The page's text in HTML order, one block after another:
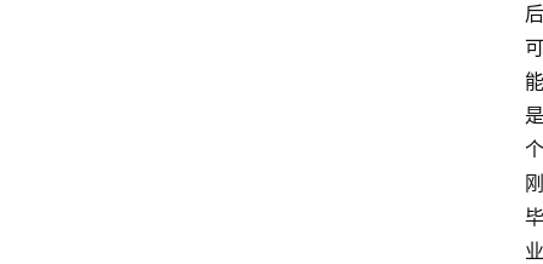
后
可
能
是
个
刚
毕
业